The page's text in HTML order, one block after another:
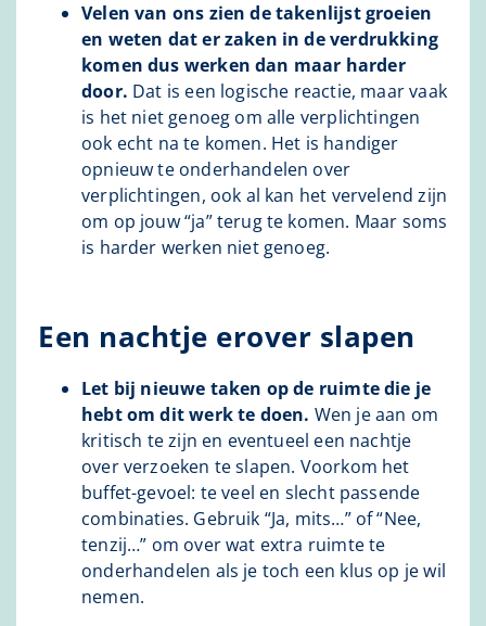
Velen van ons zien de takenlijst groeien
en weten dat er zaken in de verdrukking
komen dus werken dan maar harder
door. Dat is een logische reactie, maar vaak
is het niet genoeg om alle verplichtingen
ook echt na te komen. Het is handiger
opnieuw te onderhandelen over
verplichtingen, ook al kan het vervelend zijn
om op jouw “ja” terug te komen. Maar soms
is harder werken niet genoeg.
Een nachtje erover slapen
Let bij nieuwe taken op de ruimte die je
hebt om dit werk te doen. Wen je aan om
kritisch te zijn en eventueel een nachtje
over verzoeken te slapen. Voorkom het
buffet-gevoel: te veel en slecht passende
combinaties. Gebruik “Ja, mits…” of “Nee,
tenzij…” om over wat extra ruimte te
onderhandelen als je toch een klus op je wil
nemen.